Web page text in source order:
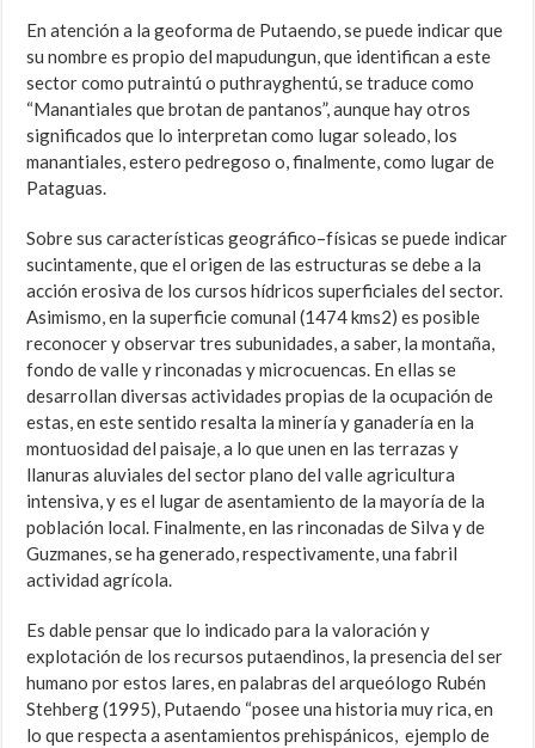
En atención a la geoforma de Putaendo, se puede indicar que
su nombre es propio del mapudungun, que identifican a este
sector como putraintú o puthrayghentú, se traduce como
“Manantiales que brotan de pantanos”, aunque hay otros
significados que lo interpretan como lugar soleado, los
manantiales, estero pedregoso o, finalmente, como lugar de
Pataguas.
Sobre sus características geográfico–físicas se puede indicar
sucintamente, que el origen de las estructuras se debe a la
acción erosiva de los cursos hídricos superficiales del sector.
Asimismo, en la superficie comunal (1474 kms2) es posible
reconocer y observar tres subunidades, a saber, la montaña,
fondo de valle y rinconadas y microcuencas. En ellas se
desarrollan diversas actividades propias de la ocupación de
estas, en este sentido resalta la minería y ganadería en la
montuosidad del paisaje, a lo que unen en las terrazas y
llanuras aluviales del sector plano del valle agricultura
intensiva, y es el lugar de asentamiento de la mayoría de la
población local. Finalmente, en las rinconadas de Silva y de
Guzmanes, se ha generado, respectivamente, una fabril
actividad agrícola.
Es dable pensar que lo indicado para la valoración y
explotación de los recursos putaendinos, la presencia del ser
humano por estos lares, en palabras del arqueólogo Rubén
Stehberg (1995), Putaendo “posee una historia muy rica, en
lo que respecta a asentamientos prehispánicos, ejemplo de